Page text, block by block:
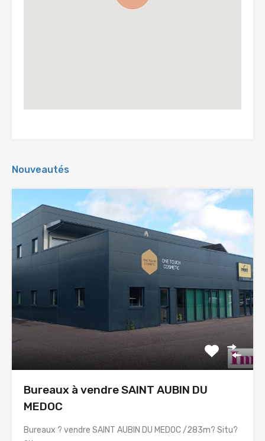
Nouveautés
Bureaux à vendre SAINT AUBIN DU
MEDOC
Bureaux ? vendre SAINT AUBIN DU MEDOC /283m? Situ?